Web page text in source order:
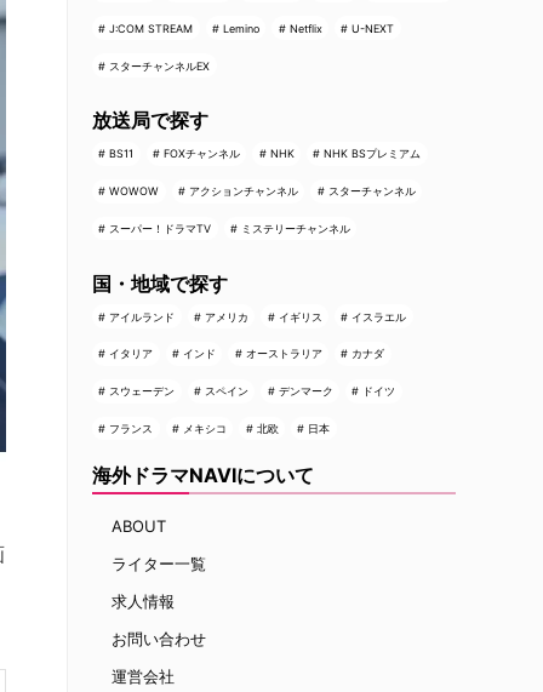
J:COM STREAM Lemino Netflix U-NEXT
スターチャンネルEX
放送局で探す
BS11 FOXチャンネル NHK NHK BSプレミアム
WOWOW アクションチャンネル スターチャンネル
スーパー！ドラマTV ミステリーチャンネル
国・地域で探す
アイルランド アメリカ イギリス イスラエル
イタリア インド オーストラリア カナダ
スウェーデン スペイン デンマーク ドイツ
フランス メキシコ 北欧 日本
海外ドラマNAVIについて
ABOUT
ライター一覧
求人情報
お問い合わせ
運営会社